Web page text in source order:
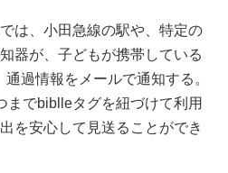
は、小田急線の駅や、特定の
器が、子どもが携帯している
通過情報をメールで通知する。
までbiblleタグを紐づけて利用
を安心して見送ることができ